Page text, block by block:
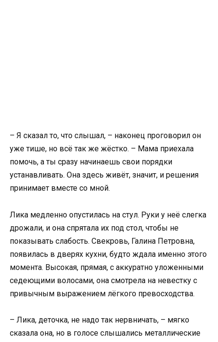
– Я сказал то, что слышал, – наконец проговорил он
уже тише, но всё так же жёстко. – Мама приехала
помочь, а ты сразу начинаешь свои порядки
устанавливать. Она здесь живёт, значит, и решения
принимает вместе со мной.
Лика медленно опустилась на стул. Руки у неё слегка
дрожали, и она спрятала их под стол, чтобы не
показывать слабость. Свекровь, Галина Петровна,
появилась в дверях кухни, будто ждала именно этого
момента. Высокая, прямая, с аккуратно уложенными
седеющими волосами, она смотрела на невестку с
привычным выражением лёгкого превосходства.
– Лика, деточка, не надо так нервничать, – мягко
сказала она, но в голосе слышались металлические